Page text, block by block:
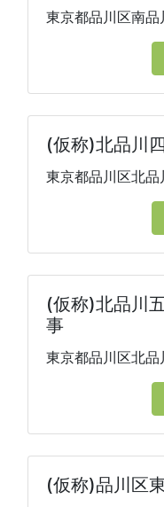
東京都品川区南
(仮称)北品川
東京都品川区北品
(仮称)北品川
事
東京都品川区北
(仮称)品川区